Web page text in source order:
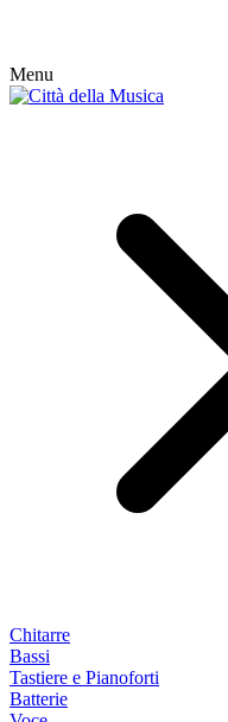
Menu
Chitarre
Bassi
Tastiere e Pianoforti
Batterie